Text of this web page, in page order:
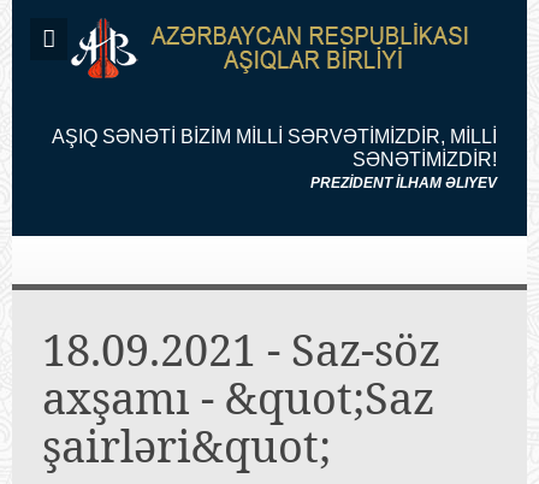
AŞIQ SƏNƏTİ BİZİM MİLLİ SƏRVƏTİMİZDİR, MİLLİ
SƏNƏTİMİZDİR!
PREZİDENT İLHAM ƏLIYEV
18.09.2021 - Saz-söz
axşamı - &quot;Saz
şairləri&quot;